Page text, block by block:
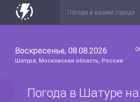
Воскресенье, 08.08.2026
Шатура, Московская область, Россия
Погода в Шатуре